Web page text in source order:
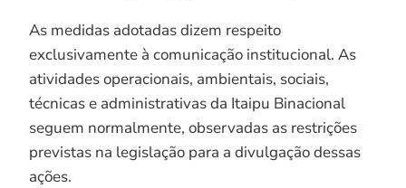
As medidas adotadas dizem respeito
exclusivamente à comunicação institucional. As
atividades operacionais, ambientais, sociais,
técnicas e administrativas da Itaipu Binacional
seguem normalmente, observadas as restrições
previstas na legislação para a divulgação dessas
ações.